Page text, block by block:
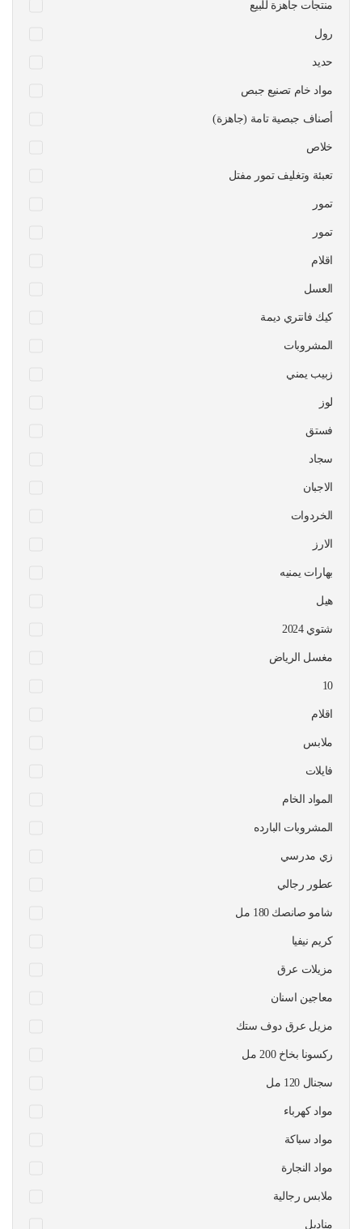
منتجات جاهزة للبيع
رول
حديد
مواد خام تصنيع جبص
أصناف جبصية تامة (جاهزة)
خلاص
تعبئة وتغليف تمور مفتل
تمور
تمور
اقلام
العسل
كيك فانتري ديمة
المشروبات
زبيب يمني
لوز
فستق
سجاد
الاجبان
الخردوات
الارز
بهارات يمنيه
هيل
شتوي 2024
مغسل الرياض
10
اقلام
ملابس
فايلات
المواد الخام
المشروبات البارده
زي مدرسي
عطور رجالي
شامو صانصك 180 مل
كريم نيفيا
مزيلات عرق
معاجين اسنان
مزيل عرق دوف ستك
ركسونا بخاخ 200 مل
سجنال 120 مل
مواد كهرباء
مواد سباكة
مواد النجارة
ملابس رجالية
مناديل